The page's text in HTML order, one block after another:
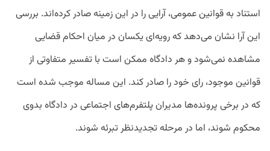
استناد به قوانین عمومی، آرایی را در این زمینه صادر کرده‌اند. بررسی
این آرا نشان می‌دهد که رویه‌ای یکسان در میان احکام قضایی
مشاهده نمی‌شود و هر دادگاه ممکن است با تفسیر متفاوتی از
قوانین موجود، رای خود را صادر کند. این مساله موجب شده است
که در برخی پرونده‌ها مدیران پلتفرم‌های اجتماعی در دادگاه بدوی
محکوم شوند، اما در مرحله تجدیدنظر تبرئه شوند.